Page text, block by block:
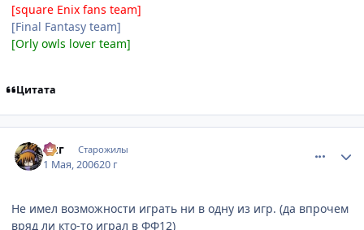
[square Enix fans team]
[Final Fantasy team]
[Orly owls lover team]
Цитата
Зиг Старожилы
1 Мая, 200620 г
Не имел возможности играть ни в одну из игр. (да впрочем
вряд ли кто-то играл в ФФ12)